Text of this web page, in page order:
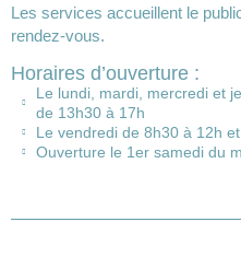
Les services accueillent le
rendez-vous.
Horaires d’ouverture :
Le lundi, mardi, mercredi et
de 13h30 à 17h
Le vendredi de 8h30 à 12h
Ouverture le 1er samedi du